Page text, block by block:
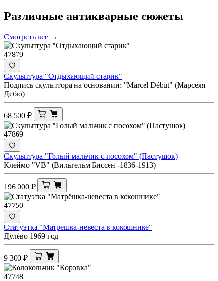
Различные антикварные сюжеты
Смотреть все →
47879
Скульптура "Отдыхающий старик"
Подпись скульптора на основании: "Marcel Début" (Марселя
Дебю)
68 500 ₽
47869
Скульптура "Голый мальчик с посохом" (Пастушок)
Клеймо "VB" (Вильгельм Биссен -1836-1913)
196 000 ₽
47750
Статуэтка "Матрёшка-невеста в кокошнике"
Дулёво 1969 год
9 300 ₽
47748